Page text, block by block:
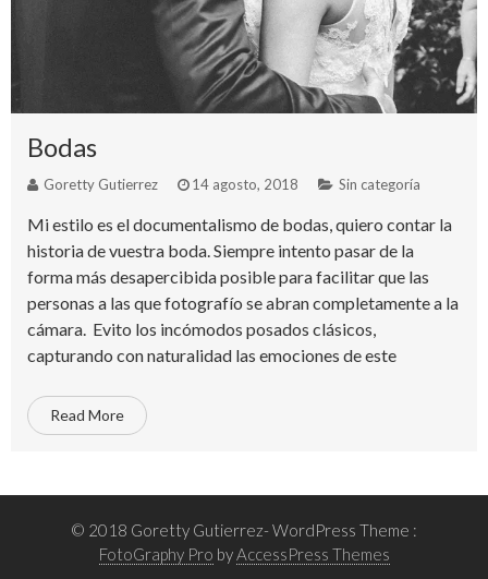
Bodas
Goretty Gutierrez 14 agosto, 2018 Sin categoría
Mi estilo es el documentalismo de bodas, quiero contar la
historia de vuestra boda. Siempre intento pasar de la
forma más desapercibida posible para facilitar que las
personas a las que fotografío se abran completamente a la
cámara. Evito los incómodos posados clásicos,
capturando con naturalidad las emociones de este
Read More
© 2018 Goretty Gutierrez- WordPress Theme :
FotoGraphy Pro byAccessPress Themes